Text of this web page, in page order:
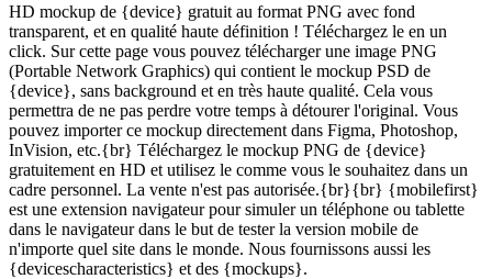
HD mockup de {device} gratuit au format PNG avec fond
transparent, et en qualité haute définition ! Téléchargez le en un
click. Sur cette page vous pouvez télécharger une image PNG
(Portable Network Graphics) qui contient le mockup PSD de
{device}, sans background et en très haute qualité. Cela vous
permettra de ne pas perdre votre temps à détourer l'original. Vous
pouvez importer ce mockup directement dans Figma, Photoshop,
InVision, etc.{br} Téléchargez le mockup PNG de {device}
gratuitement en HD et utilisez le comme vous le souhaitez dans un
cadre personnel. La vente n'est pas autorisée.{br}{br} {mobilefirst}
est une extension navigateur pour simuler un téléphone ou tablette
dans le navigateur dans le but de tester la version mobile de
n'importe quel site dans le monde. Nous fournissons aussi les
{devicescharacteristics} et des {mockups}.